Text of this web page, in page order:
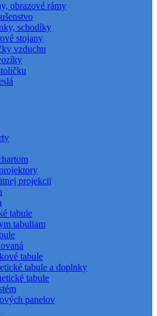
obrazové rámy
schodíky
stojany
vzduchu
projekcii
tabule
tabuliam
tabule
tabule a doplnky
tabule
panelov